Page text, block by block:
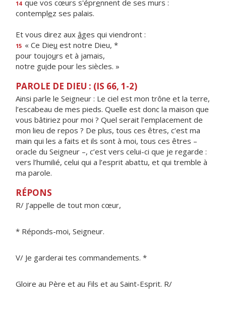
14 que vos cœurs s'éprennent de ses murs :
contemplez ses palais.
Et vous direz aux âges qui viendront :
15 « Ce Dieu est notre Dieu, *
pour toujours et à jamais,
notre guide pour les siècles. »
PAROLE DE DIEU : (IS 66, 1-2)
Ainsi parle le Seigneur : Le ciel est mon trône et la terre,
l’escabeau de mes pieds. Quelle est donc la maison que
vous bâtiriez pour moi ? Quel serait l’emplacement de
mon lieu de repos ? De plus, tous ces êtres, c’est ma
main qui les a faits et ils sont à moi, tous ces êtres –
oracle du Seigneur –, c’est vers celui-ci que je regarde :
vers l’humilié, celui qui a l’esprit abattu, et qui tremble à
ma parole.
RÉPONS
R/ J’appelle de tout mon cœur,
* Réponds-moi, Seigneur.
V/ Je garderai tes commandements. *
Gloire au Père et au Fils et au Saint-Esprit. R/